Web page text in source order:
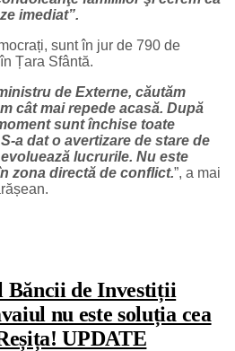
imediat”.
sunt în jur de 790 de
Țara Sfântă.
de Externe, căutăm
cât mai repede acasă. După
sunt închise toate
a dat o avertizare de stare de
lucrurile. Nu este
zona directă de conflict.”, a mai
Băncii de Investiții
nu este soluția cea
UPDATE